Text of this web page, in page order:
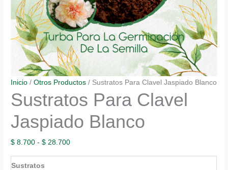
Inicio /Otros Productos / Sustratos Para Clavel Jaspiado Blanco
Sustratos Para Clavel
Jaspiado Blanco
$ 8.700 - $ 28.700Rango
de
Sustratos